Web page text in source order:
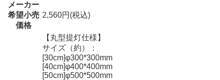
メーカー
希望小売
価格
2,560円(税込)
【丸型提灯仕様】
サイズ（約）：
[30cm]φ300*300mm
[40cm]φ400*400mm
[50cm]φ500*500mm